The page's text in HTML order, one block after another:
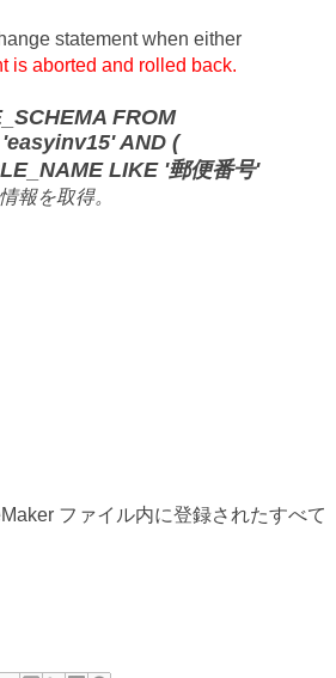
statement when either
is aborted and rolled back.
FROM
AND (
LIKE '郵便番号'
報を取得。
ファイル内に登録されたすべて